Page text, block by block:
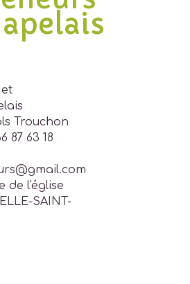
Trouchon
87 63 18
de l'église
SAINT-